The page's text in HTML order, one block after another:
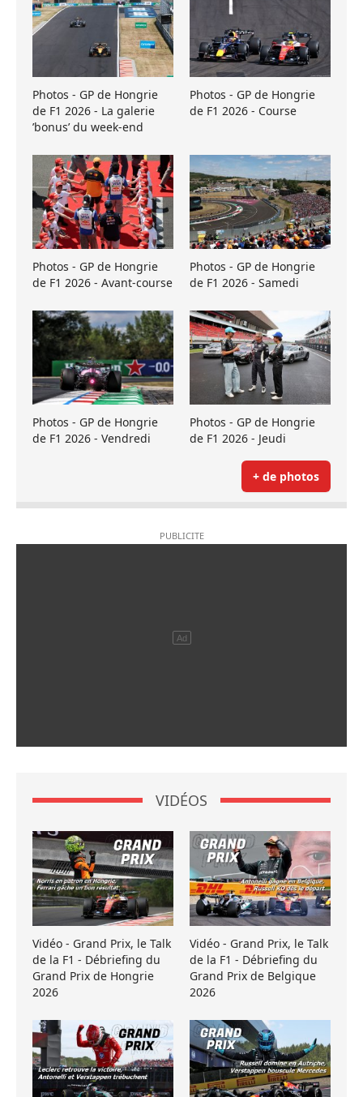
Photos - GP de Hongrie
de F1 2026 - La galerie
’bonus’ du week-end
Photos - GP de Hongrie
de F1 2026 - Course
Photos - GP de Hongrie
de F1 2026 - Avant-course
Photos - GP de Hongrie
de F1 2026 - Samedi
Photos - GP de Hongrie
de F1 2026 - Vendredi
Photos - GP de Hongrie
de F1 2026 - Jeudi
+ de photos
VIDÉOS
Vidéo - Grand Prix, le Talk
de la F1 - Débriefing du
Grand Prix de Hongrie
2026
Vidéo - Grand Prix, le Talk
de la F1 - Débriefing du
Grand Prix de Belgique
2026